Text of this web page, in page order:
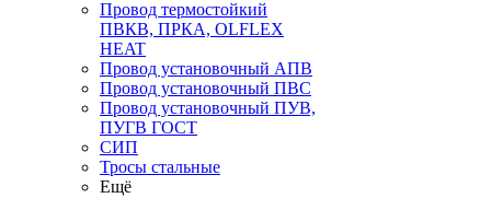
Провод термостойкий
ПВКВ, ПРКА, OLFLEX
HEAT
Провод установочный АПВ
Провод установочный ПВС
Провод установочный ПУВ,
ПУГВ ГОСТ
СИП
Тросы стальные
Ещё